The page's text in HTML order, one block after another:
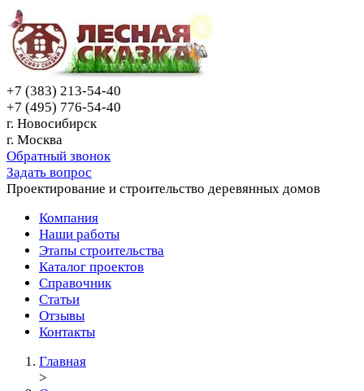
+7 (383) 213-54-40
+7 (495) 776-54-40
г. Новосибирск
г. Москва
Обратный звонок
Задать вопрос
Проектирование и строительство деревянных домов
Компания
Наши работы
Этапы строительства
Каталог проектов
Справочник
Статьи
Отзывы
Контакты
Главная
>